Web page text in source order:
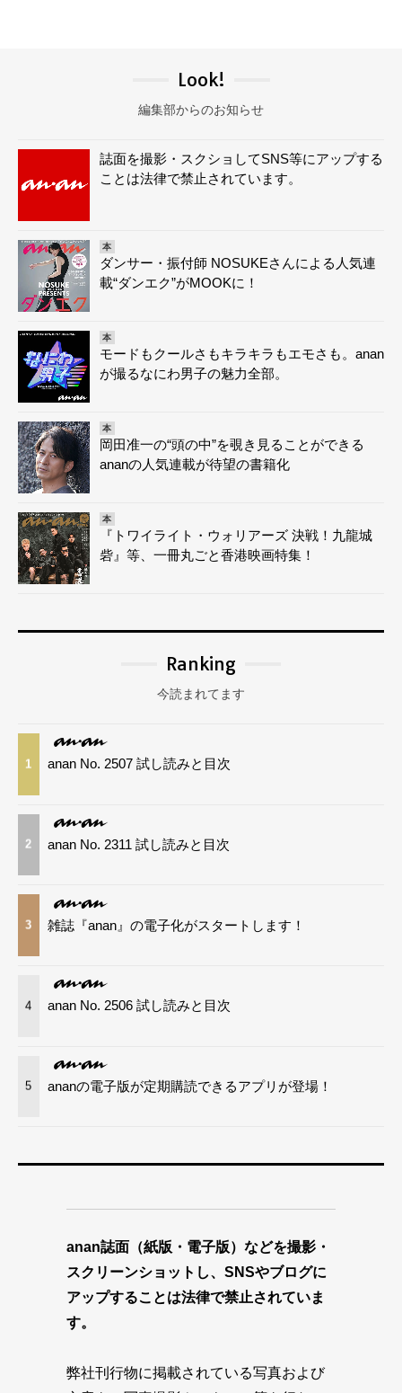
Look!
編集部からのお知らせ
誌面を撮影・スクショしてSNS等にアップする
ことは法律で禁止されています。
本
ダンサー・振付師 NOSUKEさんによる人気連
載“ダンエク”がMOOKに！
本
モードもクールさもキラキラもエモさも。anan
が撮るなにわ男子の魅力全部。
本
岡田准一の“頭の中”を覗き見ることができる
ananの人気連載が待望の書籍化
本
『トワイライト・ウォリアーズ 決戦！九龍城
砦』等、一冊丸ごと香港映画特集！
Ranking
今読まれてます
1 anan No. 2507 試し読みと目次
2 anan No. 2311 試し読みと目次
3 雑誌『anan』の電子化がスタートします！
4 anan No. 2506 試し読みと目次
5 ananの電子版が定期購読できるアプリが登場！
anan誌面（紙版・電子版）などを撮影・
スクリーンショットし、SNSやブログに
アップすることは法律で禁止されていま
す。
弊社刊行物に掲載されている写真および